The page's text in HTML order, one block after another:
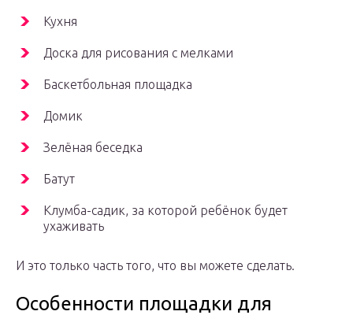
Кухня
Доска для рисования с мелками
Баскетбольная площадка
Домик
Зелёная беседка
Батут
Клумба-садик, за которой ребёнок будет
ухаживать
И это только часть того, что вы можете сделать.
Особенности площадки для